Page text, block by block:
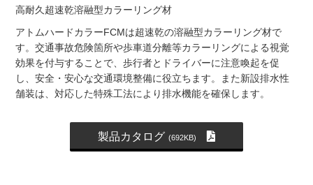
高耐久超速乾溶融型カラーリング材
アトムハードカラーFCMは超速乾の溶融型カラーリング材で
す。交通事故危険箇所や歩車道分離等カラーリングによる視覚
効果を付与することで、歩行者とドライバーに注意喚起を促
し、安全・安心な交通環境整備に役立ちます。また新設排水性
舗装は、対応した特殊工法により排水機能を確保します。
製品カタログ (692KB)